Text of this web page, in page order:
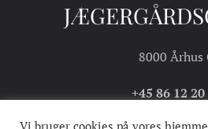
8000 Århus
+45 86 12 20